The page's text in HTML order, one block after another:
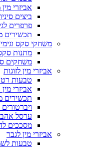
אביזרי
ביצים
פרפרים
תכשירים
משחקי סקס
מתנות
משחקים
אביזרי מין לזוגות
טבעות
אביזרי
תכשירים
ויברטורים
ערסל
מסככים
אביזרי מין לגבר
טבעות